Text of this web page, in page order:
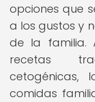
opciones que
a los gustos y
de la familia.
recetas
cetogénicas,
comidas